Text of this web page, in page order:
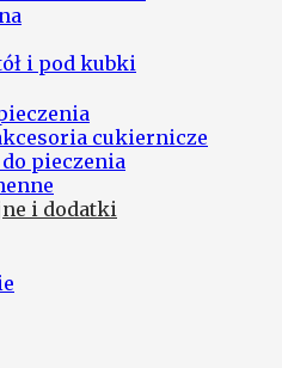
i pod kubki
cukiernicze
pieczenia
i dodatki